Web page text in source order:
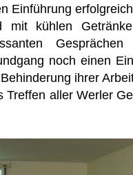
Einführung
mit kühlen
noch einen
ihrer
Treffen aller Werler